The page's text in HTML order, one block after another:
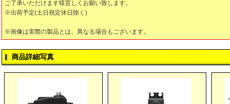
ご了承いただけます様宜しくお願い致します。
※出荷予定(土日祝定休日除く)
※画像は実際の製品とは、異なる場合もございます。
商品詳細写真